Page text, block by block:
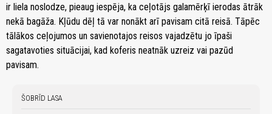
ir liela noslodze, pieaug iespēja, ka ceļotājs galamērķī ierodas ātrāk
nekā bagāža. Kļūdu dēļ tā var nonākt arī pavisam citā reisā. Tāpēc
tālākos ceļojumos un savienotajos reisos vajadzētu jo īpaši
sagatavoties situācijai, kad koferis neatnāk uzreiz vai pazūd
pavisam.
ŠOBRĪD LASA